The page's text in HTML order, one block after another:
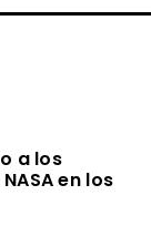
a los
en los